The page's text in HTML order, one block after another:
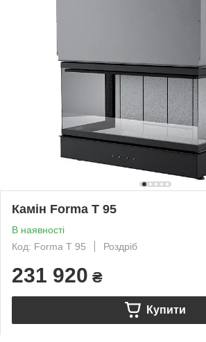
Камін Forma Т 95
В наявності
Код: Forma Т 95
Роздріб
231 920 ₴
Купити